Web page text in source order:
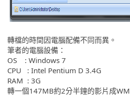
轉檔的時間因電腦配備不同而異。
筆者的電腦設備：
OS : Windows 7
CPU : Intel Pentium D 3.4G
RAM : 3G
轉一個147MB約2分半鐘的影片成